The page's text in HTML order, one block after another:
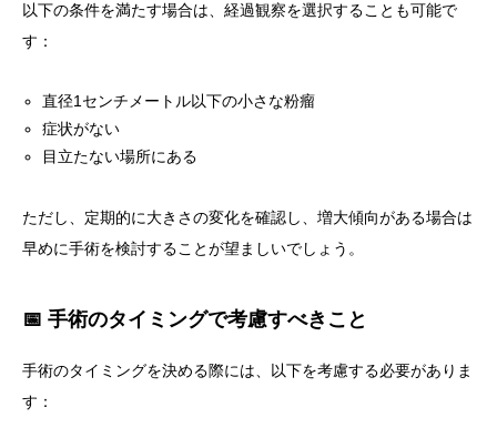
以下の条件を満たす場合は、経過観察を選択することも可能で
す：
直径1センチメートル以下の小さな粉瘤
症状がない
目立たない場所にある
ただし、定期的に大きさの変化を確認し、増大傾向がある場合は
早めに手術を検討することが望ましいでしょう。
📅 手術のタイミングで考慮すべきこと
手術のタイミングを決める際には、以下を考慮する必要がありま
す：